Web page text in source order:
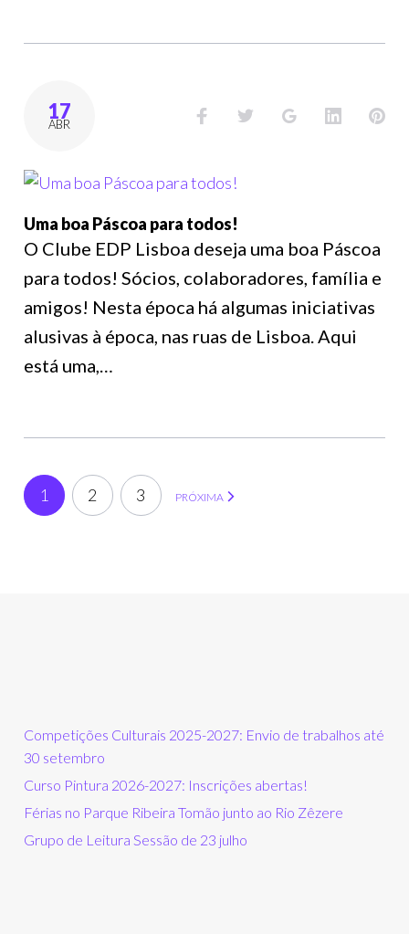
17
ABR
Uma boa Páscoa para todos!
O Clube EDP Lisboa deseja uma boa Páscoa
para todos! Sócios, colaboradores, família e
amigos! Nesta época há algumas iniciativas
alusivas à época, nas ruas de Lisboa. Aqui
está uma,…
1 2 3 PRÓXIMA
Competições Culturais 2025-2027: Envio de trabalhos até
30 setembro
Curso Pintura 2026-2027: Inscrições abertas!
Férias no Parque Ribeira Tomão junto ao Rio Zêzere
Grupo de Leitura Sessão de 23 julho